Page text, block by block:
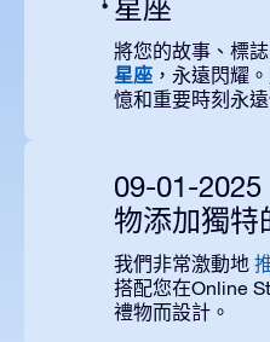
星座
將您的故事、標
星座 ，永遠閃耀
憶和重要時刻永
09-01-
物添加獨特
我們非常激動地
搭配您在Online
禮物而設計。